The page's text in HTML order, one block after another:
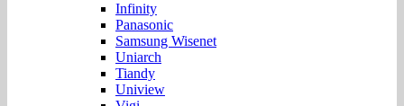
Infinity
Panasonic
Samsung Wisenet
Uniarch
Tiandy
Uniview